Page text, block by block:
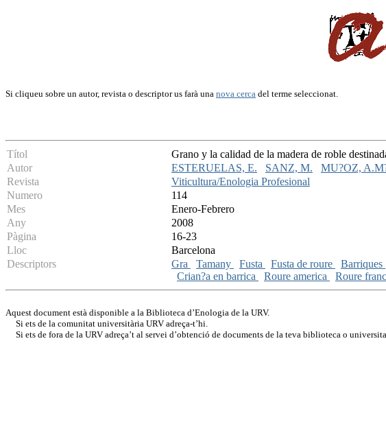
Si cliqueu sobre un autor, revista o descriptor us farà una nova cerca del terme seleccionat.
Títol
Grano y la calidad de la madera de roble
Autor
ESTERUELAS, E. SANZ, M. MU?OZ,
Revista
Viticultura/Enologia Profesional
Numero
114
Mes
Enero-Febrero
Any
2008
Pàgina
16-23
Lloc
Barcelona
Descriptors
Gra Tamany Fusta Fusta de roure Barriques
Crian?a en barrica
Roure america Roure
Aquest document està disponible a la Biblioteca d’Enologia de la URV.
Si ets de la comunitat universitària URV adreça-t’hi.
Si ets de fora de la URV adreça’t al servei d’obtenció de documents de la teva biblioteca o